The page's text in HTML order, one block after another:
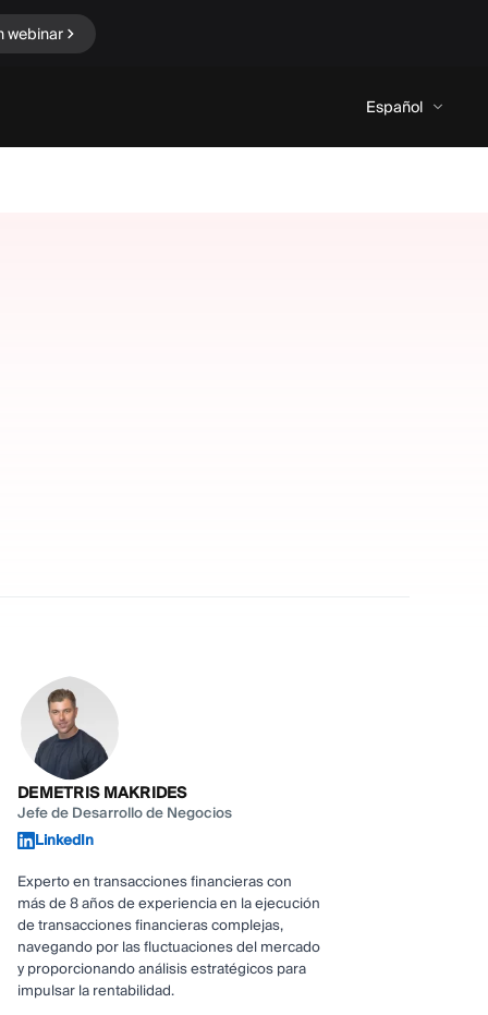
webinar
Español
DEMETRIS MAKRIDES
Jefe de Desarrollo de Negocios
LinkedIn
Experto en transacciones financieras con
más de 8 años de experiencia en la ejecución
de transacciones financieras complejas,
navegando por las fluctuaciones del mercado
y proporcionando análisis estratégicos para
impulsar la rentabilidad.